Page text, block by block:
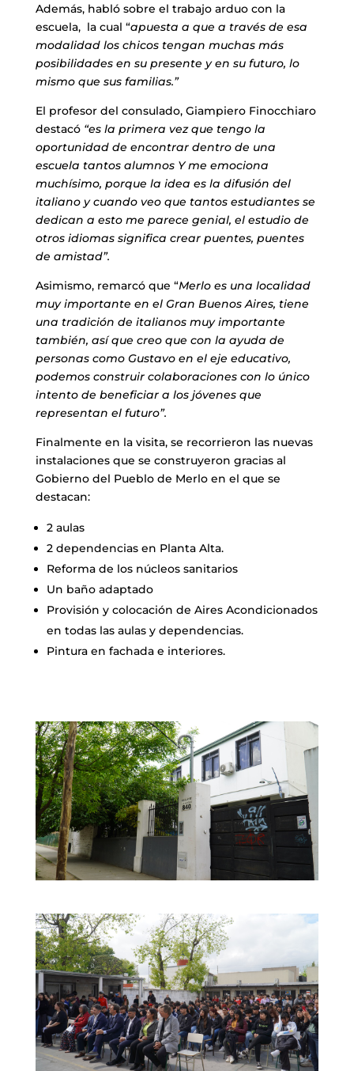
Además, habló sobre el trabajo arduo con la
escuela, la cual “apuesta a que a través de esa
modalidad los chicos tengan muchas más
posibilidades en su presente y en su futuro, lo
mismo que sus familias.”
El profesor del consulado, Giampiero Finocchiaro
destacó “es la primera vez que tengo la
oportunidad de encontrar dentro de una
escuela tantos alumnos Y me emociona
muchísimo, porque la idea es la difusión del
italiano y cuando veo que tantos estudiantes se
dedican a esto me parece genial, el estudio de
otros idiomas significa crear puentes, puentes
de amistad”.
Asimismo, remarcó que “Merlo es una localidad
muy importante en el Gran Buenos Aires, tiene
una tradición de italianos muy importante
también, así que creo que con la ayuda de
personas como Gustavo en el eje educativo,
podemos construir colaboraciones con lo único
intento de beneficiar a los jóvenes que
representan el futuro”.
Finalmente en la visita, se recorrieron las nuevas
instalaciones que se construyeron gracias al
Gobierno del Pueblo de Merlo en el que se
destacan:
2 aulas
2 dependencias en Planta Alta.
Reforma de los núcleos sanitarios
Un baño adaptado
Provisión y colocación de Aires Acondicionados
en todas las aulas y dependencias.
Pintura en fachada e interiores.